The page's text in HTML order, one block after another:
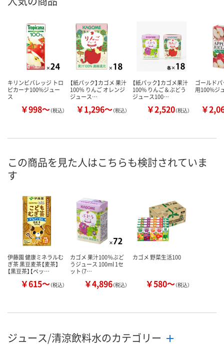
キリンビバレッジ トロ
ピカーナ100%ジュー
ス
￥998～（税込）
【紙パック】カゴメ 果汁
100％ りんご オレンジ
ジュース…
￥1,296～（税込）
【紙パック】カゴメ果汁
100% りんご＆ぶどう
ジュース100…
￥2,520（税込）
ゴールド
用100%ジ
￥
この商品を見た人はこちらも検討されていま
す
伊藤園 健康ミネラルむ
ぎ茶 黒豆麦茶【麦茶】
【黒豆茶】【ペッ…
￥615～（税込）
カゴメ 果汁100％ぶど
うジュース 100ml 1セ
ット（7…
￥4,896（税込）
カゴメ 野菜生活100
￥580～（税込）
ジュース/清涼飲料水のカテゴリー